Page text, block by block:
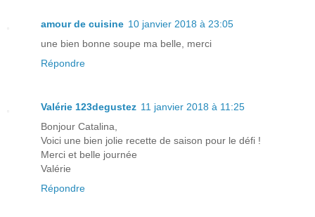
amour de cuisine 10 janvier 2018 à 23:05
une bien bonne soupe ma belle, merci
Répondre
Valérie 123degustez 11 janvier 2018 à 11:25
Bonjour Catalina,
Voici une bien jolie recette de saison pour le défi !
Merci et belle journée
Valérie
Répondre